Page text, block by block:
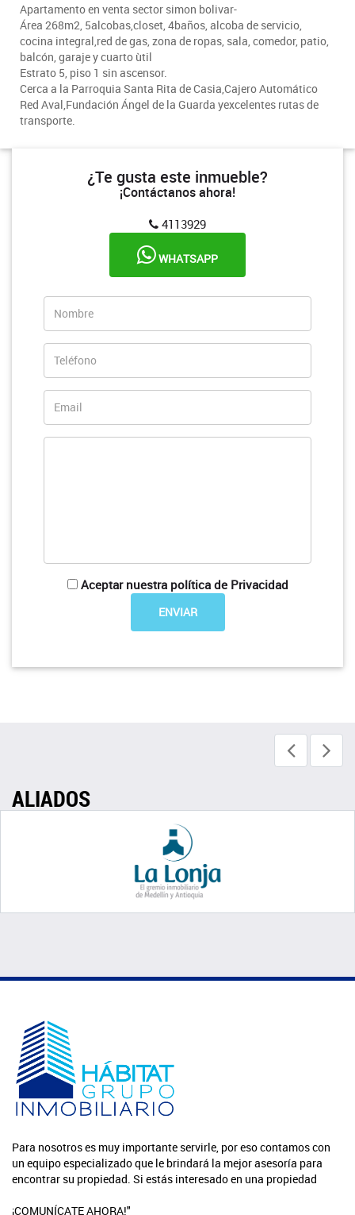
Apartamento en venta sector simon bolivar-
Área 268m2, 5alcobas,closet, 4baños, alcoba de servicio,
cocina integral,red de gas, zona de ropas, sala, comedor, patio,
balcón, garaje y cuarto ùtil
Estrato 5, piso 1 sin ascensor.
Cerca a la Parroquia Santa Rita de Casia,Cajero Automático
Red Aval,Fundación Ángel de la Guarda yexcelentes rutas de
transporte.
¿Te gusta este inmueble?
¡Contáctanos ahora!
4113929
WHATSAPP
Aceptar nuestra política de Privacidad
ALIADOS
Para nosotros es muy importante servirle, por eso contamos con
un equipo especializado que le brindará la mejor asesoría para
encontrar su propiedad. Si estás interesado en una propiedad
¡COMUNÍCATE AHORA!"